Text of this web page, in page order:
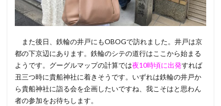
また後日、鉄輪の井戸にもOBOGで訪れました。井戸は京
都の下京辺にあります。鉄輪のシテの道行はここから始まる
ようです。グーグルマップの計算では夜10時頃に出発すれば
丑三つ時に貴船神社に着きそうです。いずれは鉄輪の井戸か
ら貴船神社に詣る会を企画したいですね、我こそはと思わん
者の参加をお待ちします。